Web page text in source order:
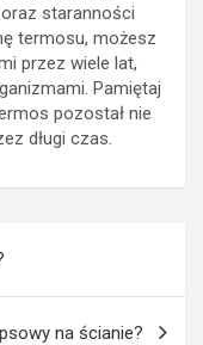
staranności
termosu, możesz
przez wiele lat,
Pamiętaj
pozostał nie
długi czas.
na ścianie?